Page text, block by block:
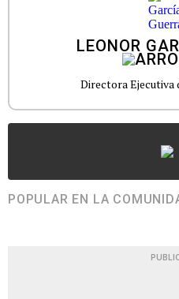
LEONOR
Directora Ejecutiva
POPULAR EN LA